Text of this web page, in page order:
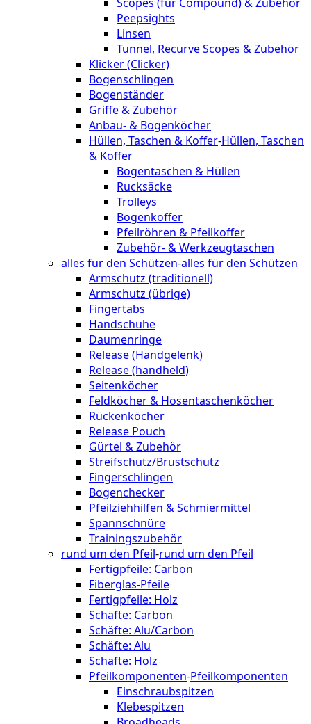
Peepsights
Linsen
Tunnel, Recurve Scopes & Zubehör
Klicker (Clicker)
Bogenschlingen
Bogenständer
Griffe & Zubehör
Anbau- & Bogenköcher
Hüllen, Taschen & Koffer-Hüllen, Taschen
& Koffer
Bogentaschen & Hüllen
Rucksäcke
Trolleys
Bogenkoffer
Pfeilröhren & Pfeilkoffer
Zubehör- & Werkzeugtaschen
alles für den Schützen-alles für den Schützen
Armschutz (traditionell)
Armschutz (übrige)
Fingertabs
Handschuhe
Daumenringe
Release (Handgelenk)
Release (handheld)
Seitenköcher
Feldköcher & Hosentaschenköcher
Rückenköcher
Release Pouch
Gürtel & Zubehör
Streifschutz/Brustschutz
Fingerschlingen
Bogenchecker
Pfeilziehhilfen & Schmiermittel
Spannschnüre
Trainingszubehör
rund um den Pfeil-rund um den Pfeil
Fertigpfeile: Carbon
Fiberglas-Pfeile
Fertigpfeile: Holz
Schäfte: Carbon
Schäfte: Alu/Carbon
Schäfte: Alu
Schäfte: Holz
Pfeilkomponenten-Pfeilkomponenten
Einschraubspitzen
Klebespitzen